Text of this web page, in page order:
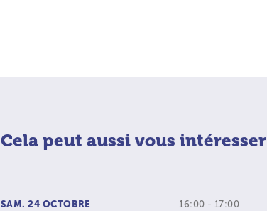
Cela peut aussi vous intéresser
SAM. 24 OCTOBRE 16:00 - 17:00